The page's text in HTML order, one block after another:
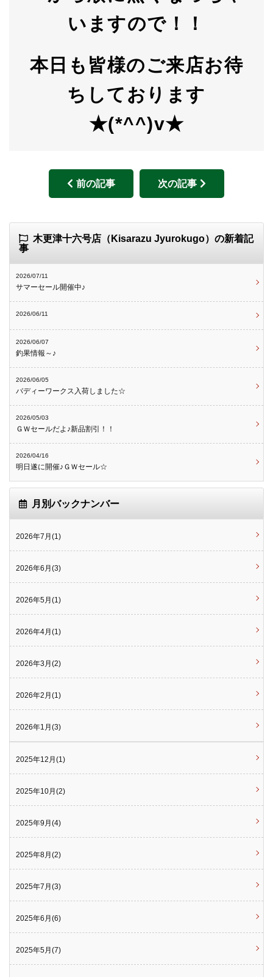
いますので！！
本日も皆様のご来店お待
ちしております
★(*^^)v★
前の記事 次の記事
木更津十六号店（Kisarazu Jyurokugo）の新着記
事
2026/07/11
サマーセール開催中♪
2026/06/11
2026/06/07
釣果情報～♪
2026/06/05
バディーワークス入荷しました☆
2026/05/03
ＧＷセールだよ♪新品割引！！
2026/04/16
明日遂に開催♪ＧＷセール☆
月別バックナンバー
2026年7月(1)
2026年6月(3)
2026年5月(1)
2026年4月(1)
2026年3月(2)
2026年2月(1)
2026年1月(3)
2025年12月(1)
2025年10月(2)
2025年9月(4)
2025年8月(2)
2025年7月(3)
2025年6月(6)
2025年5月(7)